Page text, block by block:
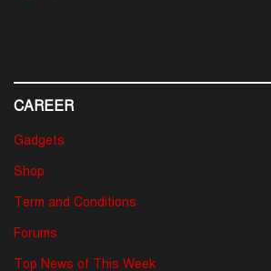
CAREER
Gadgets
Shop
Term and Conditions
Forums
Top News of This Week